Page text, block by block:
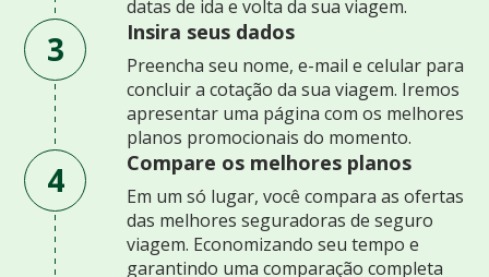
datas de ida e volta da sua viagem.
3 Insira seus dados
Preencha seu nome, e-mail e celular para
concluir a cotação da sua viagem. Iremos
apresentar uma página com os melhores
planos promocionais do momento.
4 Compare os melhores planos
Em um só lugar, você compara as ofertas
das melhores seguradoras de seguro
viagem. Economizando seu tempo e
garantindo uma comparação completa